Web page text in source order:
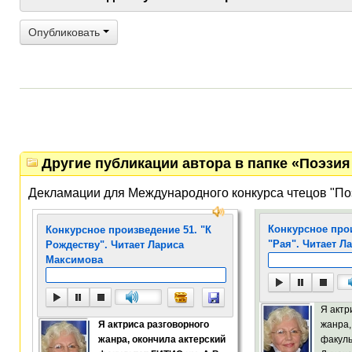
Опубликовать
Другие публикации автора в папке
Декламации для Международного конкурса чтецов
Конкурсное произведение 51. "К
Рождеству". Читает Лариса
Максимова
Я актриса разговорного
жанра, окончила актерский
Конкурсное
"Рая". Читает
Я
жанра,